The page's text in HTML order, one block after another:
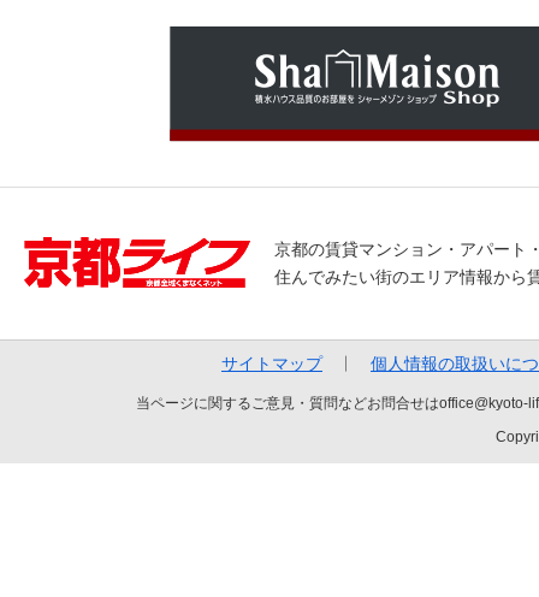
京都の賃貸マンション・アパート
住んでみたい街のエリア情報から
サイトマップ 個人情報の取扱いに
当ページに関するご意見・質問などお問合せは